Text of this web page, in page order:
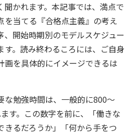
聞かれます。本記事では、満点で
を当てる『合格点主義』の考え
、開始時期別のモデルスケジュー
す。読み終わるころには、ご自身
画を具体的にイメージできるは
な勉強時間は、一般的に800～
す。この数字を前に、「働きな
きるだろうか」「何から手をつ